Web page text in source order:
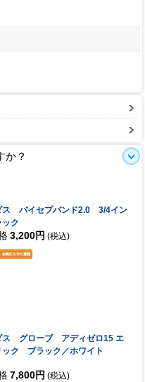
か？
ス バイセプバンド2.0 3/4イン
ク
3,200円 (税込)
ス グローブ アディゼロ15 エ
ック ブラック／ホワイト
7,800円 (税込)